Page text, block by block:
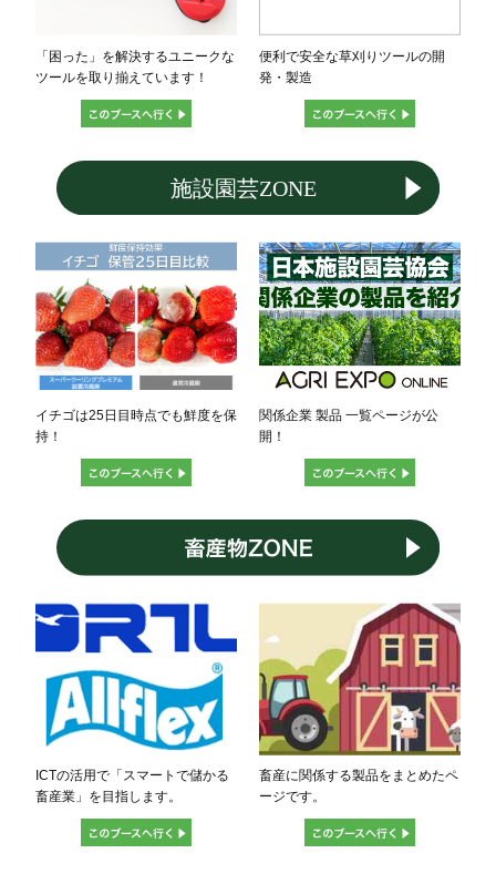
「困った」を解決するユニークな
ツールを取り揃えています！
便利で安全な草刈りツールの開
発・製造
イチゴは25日目時点でも鮮度を保
持！
関係企業 製品 一覧ページが公
開！
ICTの活用で「スマートで儲かる
畜産業」を目指します。
畜産に関係する製品をまとめたペ
ージです。